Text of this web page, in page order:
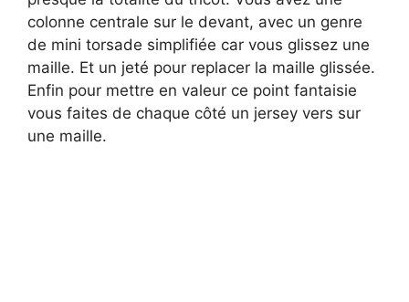
colonne centrale sur le devant, avec un genre
de mini torsade simplifiée car vous glissez une
maille. Et un jeté pour replacer la maille glissée.
Enfin pour mettre en valeur ce point fantaisie
vous faites de chaque côté un jersey vers sur
une maille.